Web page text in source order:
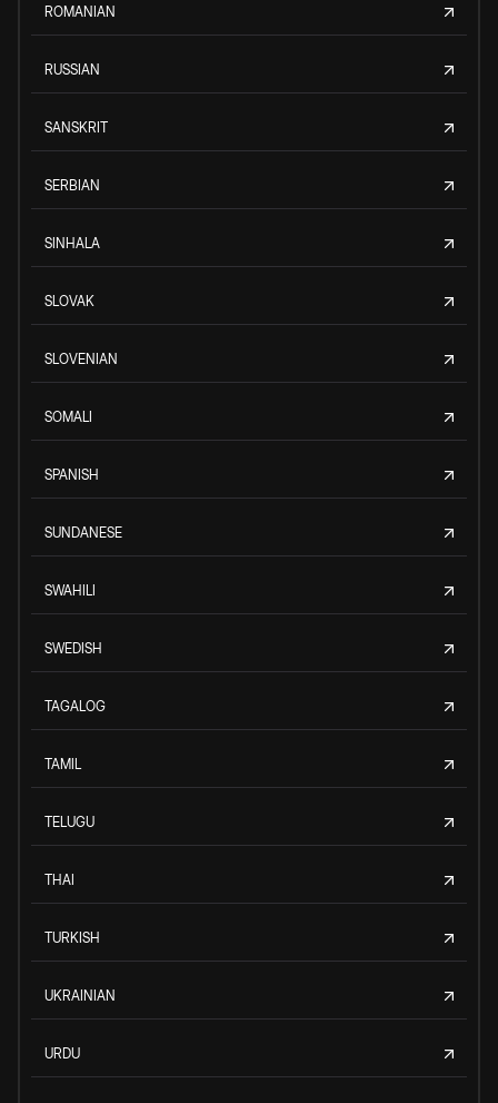
ROMANIAN
RUSSIAN
SANSKRIT
SERBIAN
SINHALA
SLOVAK
SLOVENIAN
SOMALI
SPANISH
SUNDANESE
SWAHILI
SWEDISH
TAGALOG
TAMIL
TELUGU
THAI
TURKISH
UKRAINIAN
URDU